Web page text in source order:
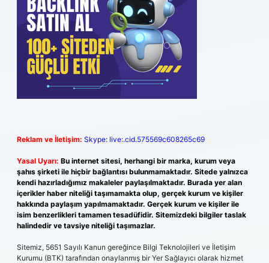
Reklam ve İletişim: Skype: live:.cid.575569c608265c69
Yasal Uyarı: Bu internet sitesi, herhangi bir marka, kurum veya
şahıs şirketi ile hiçbir bağlantısı bulunmamaktadır. Sitede yalnızca
kendi hazırladığımız makaleler paylaşılmaktadır. Burada yer alan
içerikler haber niteliği taşımamakta olup, gerçek kurum ve kişiler
hakkında paylaşım yapılmamaktadır. Gerçek kurum ve kişiler ile
isim benzerlikleri tamamen tesadüfidir. Sitemizdeki bilgiler taslak
halindedir ve tavsiye niteliği taşımazlar.
Sitemiz, 5651 Sayılı Kanun gereğince Bilgi Teknolojileri ve İletişim
Kurumu (BTK) tarafından onaylanmış bir Yer Sağlayıcı olarak hizmet